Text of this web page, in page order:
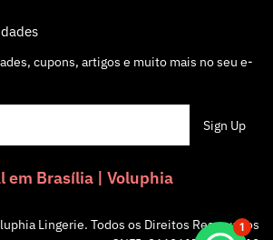
cupons, artigos e muito mais no seu e-
em Brasília | Voluphia
Lingerie. Todos os Direitos Reservados
1
de Brasília comprou um